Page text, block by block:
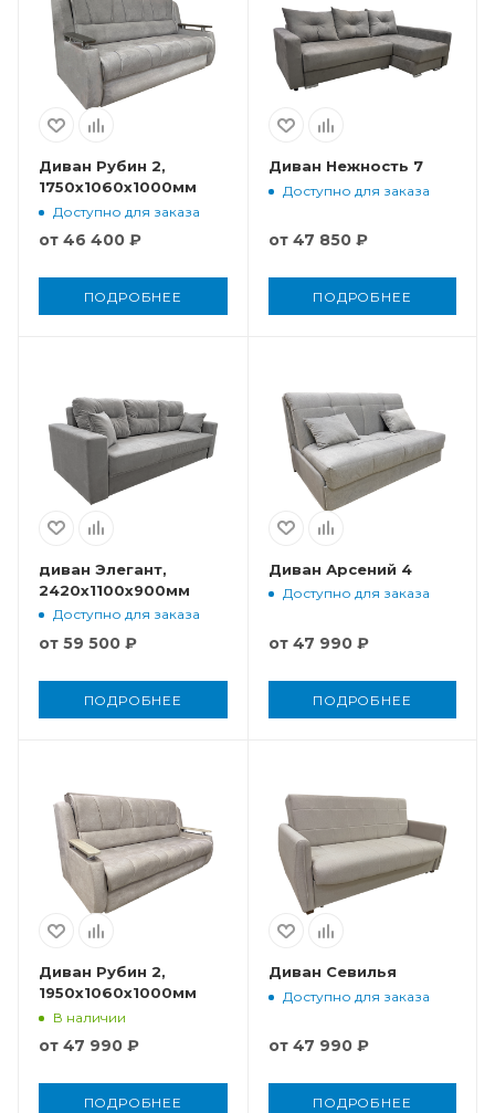
Диван Рубин 2,
1750x1060x1000мм
Доступно для заказа
от 46 400 ₽
ПОДРОБНЕЕ
Диван Нежность 7
Доступно для заказа
от 47 850 ₽
ПОДРОБНЕЕ
диван Элегант,
2420x1100x900мм
Доступно для заказа
от 59 500 ₽
ПОДРОБНЕЕ
Диван Арсений 4
Доступно для заказа
от 47 990 ₽
ПОДРОБНЕЕ
Диван Рубин 2,
1950x1060x1000мм
В наличии
от 47 990 ₽
ПОДРОБНЕЕ
Диван Севилья
Доступно для заказа
от 47 990 ₽
ПОДРОБНЕЕ